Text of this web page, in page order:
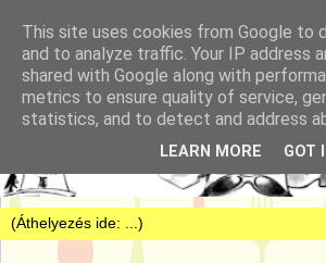
This site uses cookies from Google to
and to analyze traffic. Your IP address
shared with Google along with
metrics to ensure quality of service,
statistics, and to detect and address
LEARN MORE GOT